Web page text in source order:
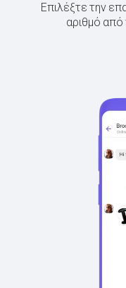
Επιλέξτε την
αριθμό